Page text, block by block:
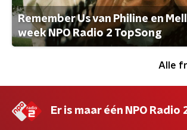
Remember Us van Philine en
week NPO Radio 2 TopSong
Alle
Er is maar één NPO Radio